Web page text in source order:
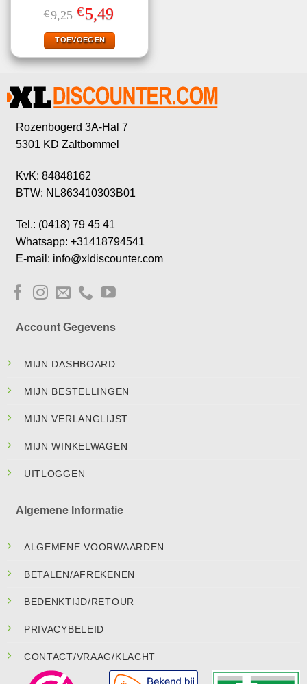
Gewaardeerd
4.80uit 5
€9,25 Oorspronkelijke
prijs
was:
€9,25.
€5,49
is:
€5,49.
TOEVOEGEN
Rozenbogerd 3A-Hal 7
5301 KD Zaltbommel
KvK: 84848162
BTW: NL863410303B01
Tel.: (0418) 79 45 41
Whatsapp: +31418794541
E-mail: info@xldiscounter.com
Account Gegevens
MIJN DASHBOARD
MIJN BESTELLINGEN
MIJN VERLANGLIJST
MIJN WINKELWAGEN
UITLOGGEN
Algemene Informatie
ALGEMENE VOORWAARDEN
BETALEN/AFREKENEN
BEDENKTIJD/RETOUR
PRIVACYBELEID
CONTACT/VRAAG/KLACHT